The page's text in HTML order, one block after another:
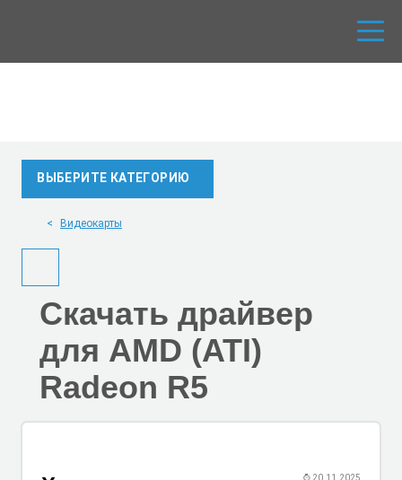
ВЫБЕРИТЕ КАТЕГОРИЮ
Видеокарты
Скачать драйвер
для AMD (ATI)
Radeon R5